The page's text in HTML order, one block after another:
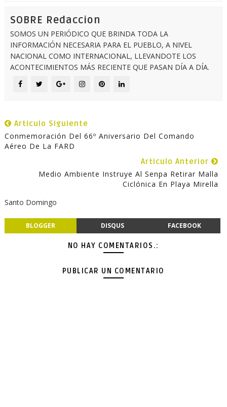
SOBRE Redaccion
SOMOS UN PERIÓDICO QUE BRINDA TODA LA
INFORMACIÓN NECESARIA PARA EL PUEBLO, A NIVEL
NACIONAL COMO INTERNACIONAL, LLEVANDOTE LOS
ACONTECIMIENTOS MÁS RECIENTE QUE PASAN DÍA A DÍA.
Articulo Siguiente
Conmemoración Del 66º Aniversario Del Comando
Aéreo De La FARD
Articulo Anterior
Medio Ambiente Instruye Al Senpa Retirar Malla
Ciclónica En Playa Mirella
Santo Domingo
BLOGGER DISQUS FACEBOOK
NO HAY COMENTARIOS.:
PUBLICAR UN COMENTARIO